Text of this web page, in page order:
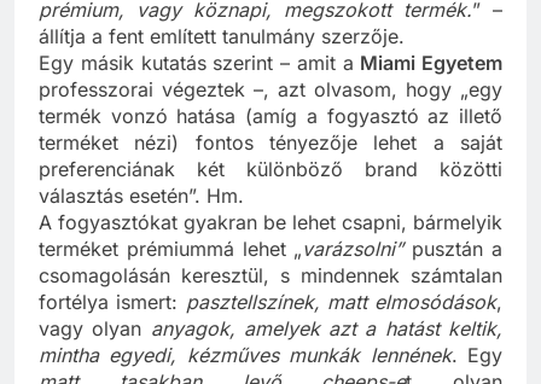
terméket minősítenek, nem mindegy, hogy ez
prémium, vagy köznapi, megszokott termék.
állítja a fent említett tanulmány szerzője.
Egy másik kutatás szerint – amit aMiami Egyetem
professzorai végeztek –, azt olvasom, hogy „egy
termék vonzó hatása (amíg a fogyasztó az illető
terméket nézi) fontos tényezője lehet a saját
preferenciának két különböző brand közötti
választás esetén”. Hm.
A fogyasztókat gyakran be lehet csapni, bármelyik
terméket prémiummá lehet „varázsolni” pusztán a
csomagolásán keresztül, s mindennek számtalan
fortélya ismert:pasztellszínek, matt elmosódások,
vagy olyananyagok, amelyek azt a hatást keltik,
mintha egyedi, kézműves munkák lennének . Egy